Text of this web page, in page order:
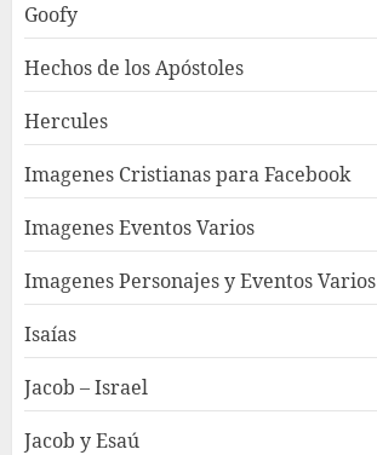
Goofy
Hechos de los Apóstoles
Hercules
Imagenes Cristianas para Facebook
Imagenes Eventos Varios
Imagenes Personajes y Eventos Varios
Isaías
Jacob – Israel
Jacob y Esaú